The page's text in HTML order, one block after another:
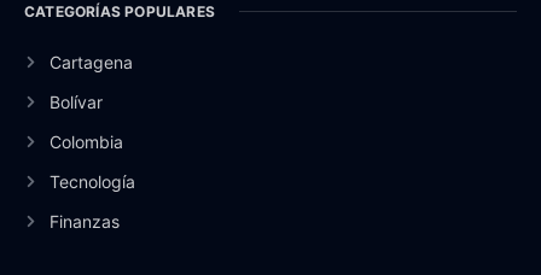
CATEGORÍAS POPULARES
Cartagena
Bolívar
Colombia
Tecnología
Finanzas